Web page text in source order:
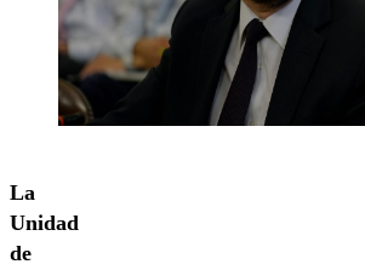
La
Unidad
de